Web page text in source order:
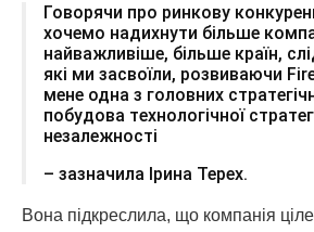
Говорячи про ринкову
хочемо надихнути більше
найважливіше, більше країн,
які ми засвоїли, розвиваючи
мене одна з головних
побудова технологічної
незалежності
– зазначила Ірина Терех.
Вона підкреслила, що компанія